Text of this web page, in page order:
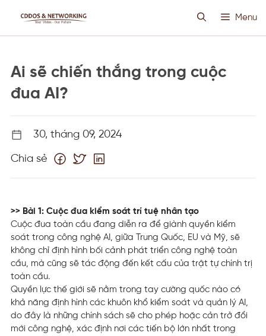
Menu
CLOUD VPS
PROXY CUSTOM
TIN TỨC
Ai sẽ chiến thắng trong cuộc
đua AI?
30, tháng 09, 2024
Chia sẻ
>> Bài 1: Cuộc đua kiểm soát trí tuệ nhân tạo
Cuộc đua toàn cầu đang diễn ra để giành quyền kiểm
soát trong công nghệ AI, giữa Trung Quốc, EU và Mỹ, sẽ
không chỉ định hình bối cảnh phát triển công nghệ toàn
cầu, mà cũng sẽ tác động đến kết cấu của trật tự chính trị
toàn cầu.
Quyền lực thế giới sẽ nằm trong tay cường quốc nào có
khả năng định hình các khuôn khổ kiểm soát và quản lý AI,
do đây là những chính sách sẽ cho phép hoặc cản trở đổi
mới công nghệ, xác định nơi các tiến bộ lớn nhất trong